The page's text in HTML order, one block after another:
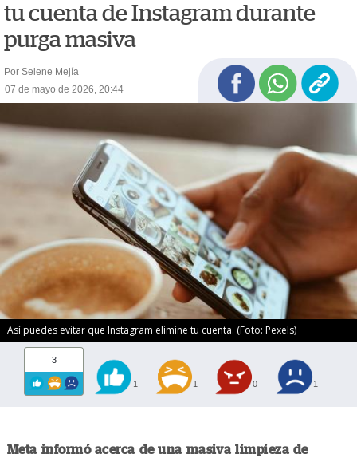
tu cuenta de Instagram durante
purga masiva
Por Selene Mejía
07 de mayo de 2026, 20:44
Así puedes evitar que Instagram elimine tu cuenta. (Foto: Pexels)
3
1 1 0 1
Meta informó acerca de una masiva limpieza de